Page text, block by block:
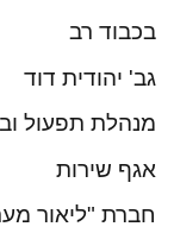
בכבוד רב
גב' יהודית דוד
מנהלת תפעול
אגף שירות
חברת "ליאור